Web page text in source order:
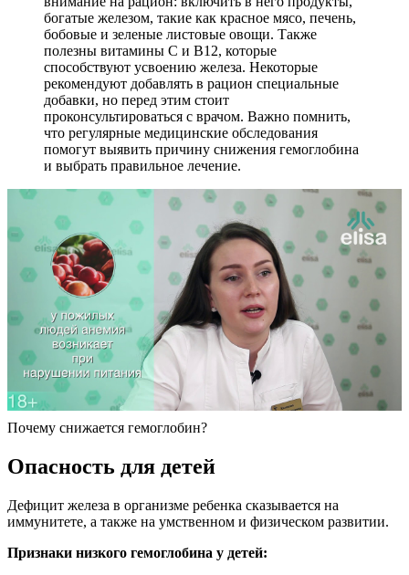
богатые железом, такие как красное мясо, печень,
бобовые и зеленые листовые овощи. Также
полезны витамины C и B12, которые
способствуют усвоению железа. Некоторые
рекомендуют добавлять в рацион специальные
добавки, но перед этим стоит
проконсультироваться с врачом. Важно помнить,
что регулярные медицинские обследования
помогут выявить причину снижения гемоглобина
и выбрать правильное лечение.
Почему снижается гемоглобин?
Опасность для детей
Дефицит железа в организме ребенка сказывается на
иммунитете, а также на умственном и физическом развитии.
Признаки низкого гемоглобина у детей: